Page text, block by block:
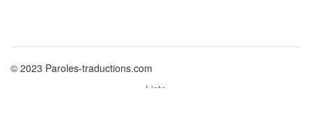
© 2023 Paroles-traductions.com
Liste